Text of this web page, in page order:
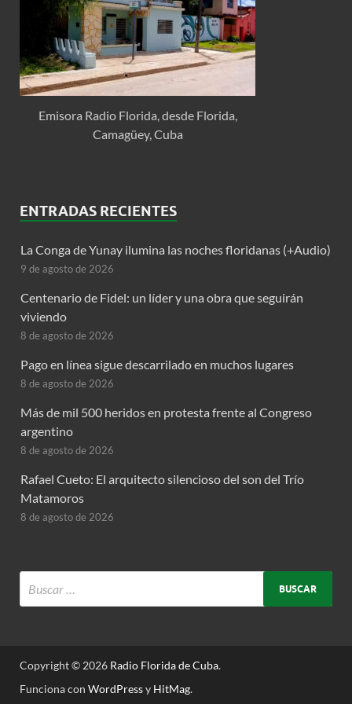
Emisora Radio Florida, desde Florida,
Camagüey, Cuba
ENTRADAS RECIENTES
La Conga de Yunay ilumina las noches floridanas (+Audio)
9 de agosto de 2026
Centenario de Fidel: un líder y una obra que seguirán
viviendo
8 de agosto de 2026
Pago en línea sigue descarrilado en muchos lugares
8 de agosto de 2026
Más de mil 500 heridos en protesta frente al Congreso
argentino
8 de agosto de 2026
Rafael Cueto: El arquitecto silencioso del son del Trío
Matamoros
8 de agosto de 2026
Copyright © 2026 Radio Florida de Cuba.
Funciona con WordPressy HitMag.